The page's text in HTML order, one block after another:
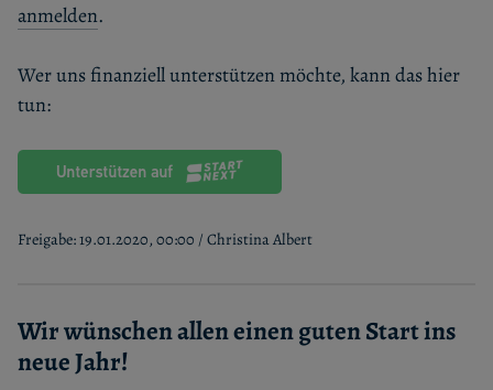
anmelden.
Wer uns finanziell unterstützen möchte, kann das hier
tun:
Freigabe: 19.01.2020, 00:00 / Christina Albert
Wir wünschen allen einen guten Start ins
neue Jahr!